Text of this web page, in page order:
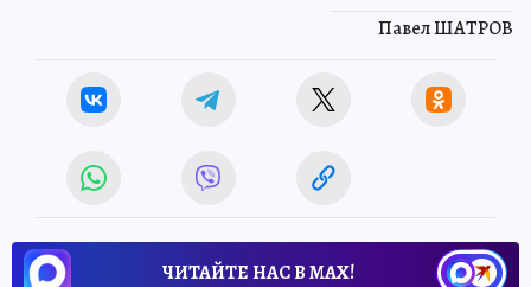
Павел ШАТРОВ
ЧИТАЙТЕ НАС В МАХ!